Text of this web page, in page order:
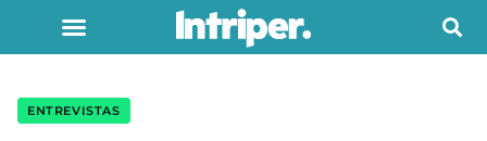
ENTREVISTAS